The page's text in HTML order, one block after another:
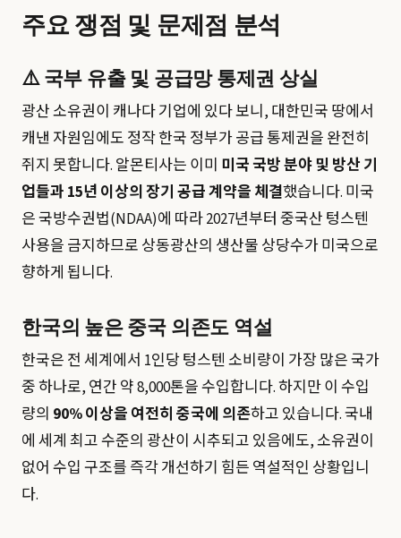
주요 쟁점 및 문제점 분석
⚠️ 국부 유출 및 공급망 통제권 상실
광산 소유권이 캐나다 기업에 있다 보니, 대한민국 땅에서
캐낸 자원임에도 정작 한국 정부가 공급 통제권을 완전히
쥐지 못합니다. 알몬티사는 이미 미국 국방 분야 및 방산 기
업들과 15년 이상의 장기 공급 계약을 체결했습니다. 미국
은 국방수권법(NDAA)에 따라 2027년부터 중국산 텅스텐
사용을 금지하므로 상동광산의 생산물 상당수가 미국으로
향하게 됩니다.
한국의 높은 중국 의존도 역설
한국은 전 세계에서 1인당 텅스텐 소비량이 가장 많은 국가
중 하나로, 연간 약 8,000톤을 수입합니다. 하지만 이 수입
량의 90% 이상을 여전히 중국에 의존하고 있습니다. 국내
에 세계 최고 수준의 광산이 시추되고 있음에도, 소유권이
없어 수입 구조를 즉각 개선하기 힘든 역설적인 상황입니
다.